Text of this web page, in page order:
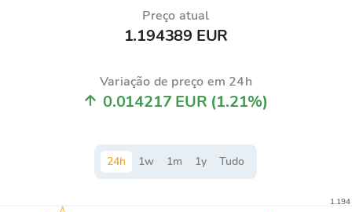
Preço atual
1.194389 EUR
Variação de preço em 24h
0.014217 EUR (1.21%)
24h 1w 1m 1y Tudo
1.194